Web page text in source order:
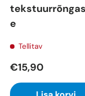
e
Tellitav
€15,90